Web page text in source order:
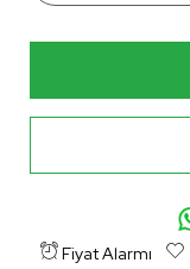
Fiyat Alarmı